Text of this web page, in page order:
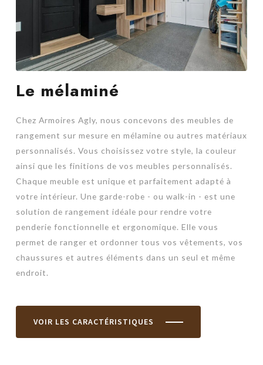
Le mélaminé
Chez Armoires Agly, nous concevons des meubles de
rangement sur mesure en mélamine ou autres matériaux
personnalisés. Vous choisissez votre style, la couleur
ainsi que les finitions de vos meubles personnalisés.
Chaque meuble est unique et parfaitement adapté à
votre intérieur. Une garde-robe - ou walk-in - est une
solution de rangement idéale pour rendre votre
penderie fonctionnelle et ergonomique. Elle vous
permet de ranger et ordonner tous vos vêtements, vos
chaussures et autres éléments dans un seul et même
endroit.
VOIR LES CARACTÉRISTIQUES